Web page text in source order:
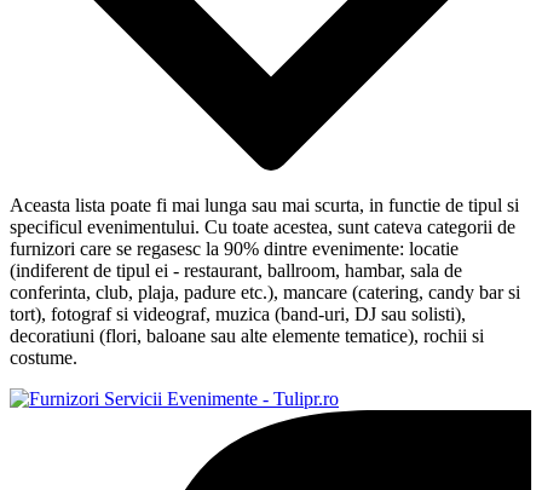
Aceasta lista poate fi mai lunga sau mai scurta, in functie de tipul si
specificul evenimentului. Cu toate acestea, sunt cateva categorii de
furnizori care se regasesc la 90% dintre evenimente: locatie
(indiferent de tipul ei - restaurant, ballroom, hambar, sala de
conferinta, club, plaja, padure etc.), mancare (catering, candy bar si
tort), fotograf si videograf, muzica (band-uri, DJ sau solisti),
decoratiuni (flori, baloane sau alte elemente tematice), rochii si
costume.